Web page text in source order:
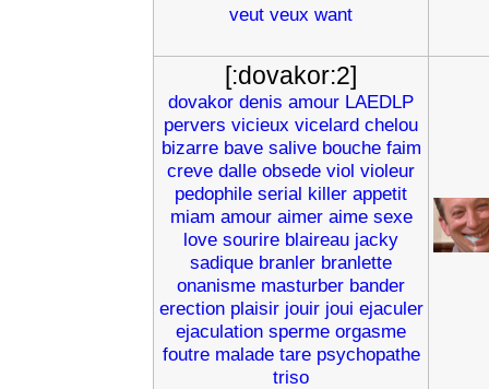
veut veux want
[:dovakor:2]
dovakor denis amour LAEDLP
pervers vicieux vicelard chelou
bizarre bave salive bouche faim
creve dalle obsede viol violeur
pedophile serial killer appetit
miam amour aimer aime sexe
love sourire blaireau jacky
sadique branler branlette
onanisme masturber bander
erection plaisir jouir joui ejaculer
ejaculation sperme orgasme
foutre malade tare psychopathe
triso